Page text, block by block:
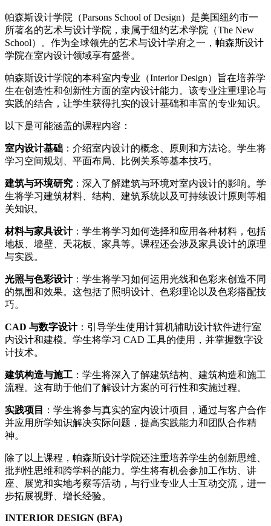
帕森斯设计学院（Parsons School of Design）是美国纽约市一
所著名的艺术与设计学院，隶属于纽约艺术学院（The New
School）。作为全球领先的艺术与设计学府之一，帕森斯设计
学院在室内设计领域享有盛誉。
帕森斯设计学院的本科室内专业（Interior Design）旨在培养学
生在创造性和创新性方面的室内设计能力。该专业注重理论与
实践的结合，让学生获得扎实的设计基础和丰富的专业知识。
以下是可能涵盖的课程内容：
室内设计基础 ：介绍室内设计的概念、原则和方法论。学生将
学习空间规划、平面布局、比例关系等基本技巧。
建筑与环境研究 ：深入了解建筑与环境对室内设计的影响。学
生将学习建筑材料、结构、建筑系统以及可持续设计原则等相
关知识。
材料与家具设计：学生将学习如何选择和应用各种材料，包括
地板、墙壁、天花板、家具等。课程还会涉及家具设计的原理
与实践。
光照与色彩设计：学生将学习如何运用光线和色彩来创造不同
的氛围和效果。这包括了照明设计、色彩理论以及色彩搭配技
巧。
CAD 与数字设计：引导学生使用计算机辅助设计软件进行室
内设计和建模。学生将学习 CAD 工具的使用，并掌握数字设
计技术。
建筑构造与施工 ：学生将深入了解建筑结构、建筑构造和施工
流程。这有助于他们了解设计方案的可行性和实施过程。
实践项目
：学生将参与真实的室内设计项目，通过与客户合作
并应用所学知识解决实际问题，提高实践能力和团队合作精
神。
除了以上课程，帕森斯设计学院还注重培养学生的创新思维、
批判性思维和跨学科的能力。学生将有机会参加工作坊、讲
座、展览和实地考察等活动，与行业专业人士互动交流，进一
步拓展视野、增长经验。
INTERIOR DESIGN (BFA)